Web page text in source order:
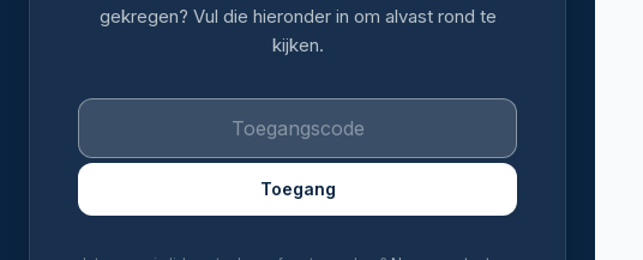
gekregen? Vul die hieronder in om alvast rond te
kijken.
Toegang